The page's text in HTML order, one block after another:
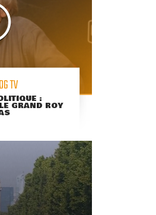
TV
:
GRAND ROY